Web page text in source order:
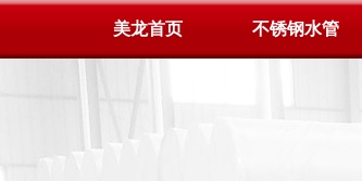
美龙首页 不锈钢水管